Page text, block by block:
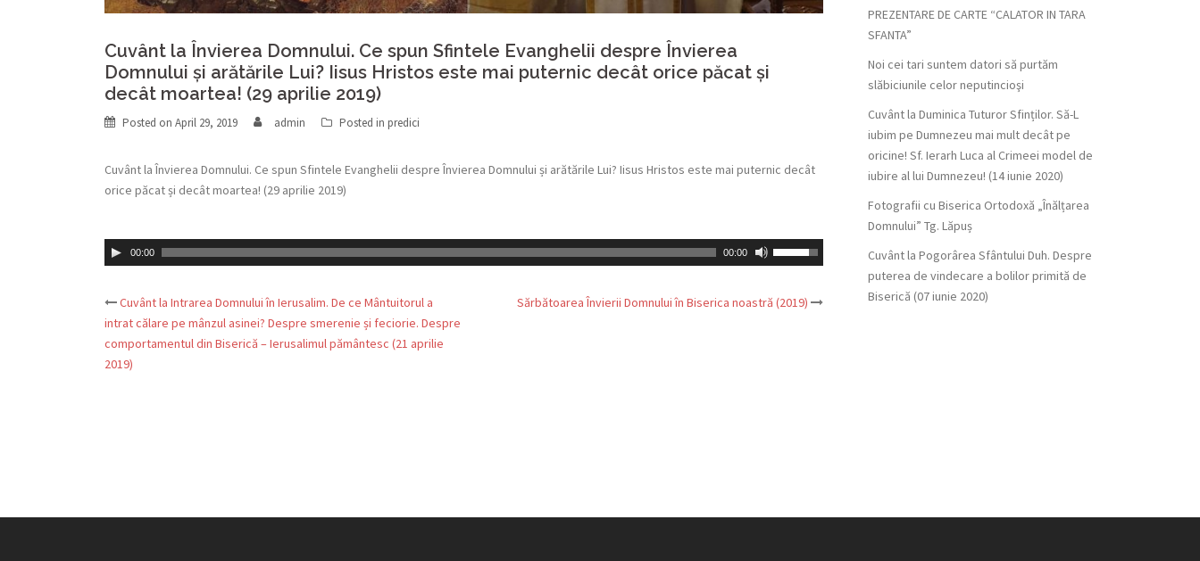
Cuvânt la Învierea Domnului. Ce spun Sfintele Evanghelii despre Învierea
Domnului și arătările Lui? Iisus Hristos este mai puternic decât orice păcat și
decât moartea! (29 aprilie 2019)
Posted on April 29, 2019 admin Posted in predici
Cuvânt la Învierea Domnului. Ce spun Sfintele Evanghelii despre Învierea Domnului și arătările Lui? Iisus Hristos este mai puternic decât
orice păcat și decât moartea! (29 aprilie 2019)
Audio
Player
00:00 00:00
Use
Up/Down
keys
Post
navigation
Cuvânt la Intrarea Domnului în Ierusalim. De ce Mântuitorul a
intrat călare pe mânzul asinei? Despre smerenie și feciorie. Despre
comportamentul din Biserică – Ierusalimul pământesc (21 aprilie
2019)
Sărbătoarea Învierii Domnului în Biserica noastră (2019)
PREZENTARE DE CARTE “CALATOR IN TARA
SFANTA”
Noi cei tari suntem datori să purtăm
slăbiciunile celor neputincioşi
Cuvânt la Duminica Tuturor Sfinților. Să-L
iubim pe Dumnezeu mai mult decât pe
oricine! Sf. Ierarh Luca al Crimeei model de
iubire al lui Dumnezeu! (14 iunie 2020)
Fotografii cu Biserica Ortodoxă „Înălțarea
Domnului” Tg. Lăpuș
Cuvânt la Pogorârea Sfântului Duh. Despre
puterea de vindecare a bolilor primită de
Biserică (07 iunie 2020)